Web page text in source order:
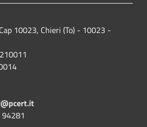
10023, Chieri (To) - 10023 -